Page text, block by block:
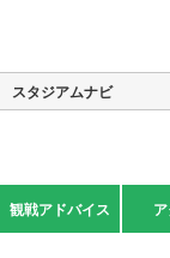
スタジアムナビ
観戦アドバイス